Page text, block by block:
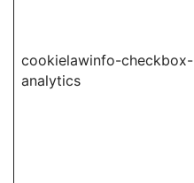
cookielawinfo-checkbox-
analytics